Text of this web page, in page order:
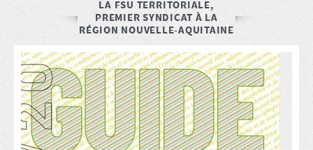
LA FSU TERRITORIALE,
PREMIER SYNDICAT À LA
RÉGION NOUVELLE-AQUITAINE